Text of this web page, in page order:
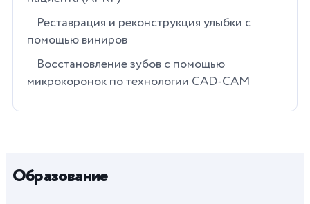
Реставрация и реконструкция улыбки с
помощью виниров
Восстановление зубов с помощью
микрокоронок по технологии CAD-CAM
Образование